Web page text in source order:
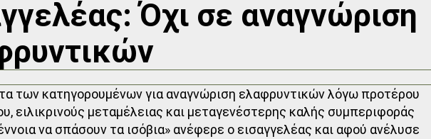
Όχι σε αναγνώριση
των κατηγορουμένων για αναγνώριση ελαφρυντικών λόγω προτέρου
ειλικρινούς μεταμέλειας και μεταγενέστερης καλής συμπεριφοράς
να σπάσουν τα ισόβια» ανέφερε ο εισαγγελέας και αφού ανέλυσε